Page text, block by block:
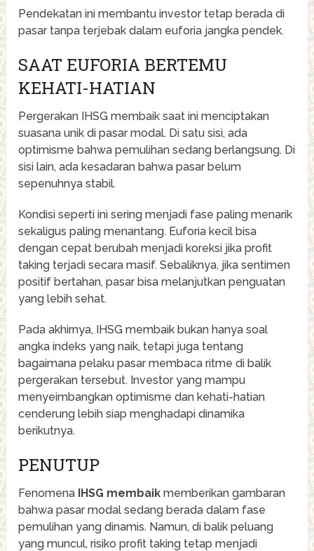
Pendekatan ini membantu investor tetap berada di
pasar tanpa terjebak dalam euforia jangka pendek.
SAAT EUFORIA BERTEMU
KEHATI-HATIAN
Pergerakan IHSG membaik saat ini menciptakan
suasana unik di pasar modal. Di satu sisi, ada
optimisme bahwa pemulihan sedang berlangsung. Di
sisi lain, ada kesadaran bahwa pasar belum
sepenuhnya stabil.
Kondisi seperti ini sering menjadi fase paling menarik
sekaligus paling menantang. Euforia kecil bisa
dengan cepat berubah menjadi koreksi jika profit
taking terjadi secara masif. Sebaliknya, jika sentimen
positif bertahan, pasar bisa melanjutkan penguatan
yang lebih sehat.
Pada akhirnya, IHSG membaik bukan hanya soal
angka indeks yang naik, tetapi juga tentang
bagaimana pelaku pasar membaca ritme di balik
pergerakan tersebut. Investor yang mampu
menyeimbangkan optimisme dan kehati-hatian
cenderung lebih siap menghadapi dinamika
berikutnya.
PENUTUP
Fenomena IHSG membaik memberikan gambaran
bahwa pasar modal sedang berada dalam fase
pemulihan yang dinamis. Namun, di balik peluang
yang muncul, risiko profit taking tetap menjadi